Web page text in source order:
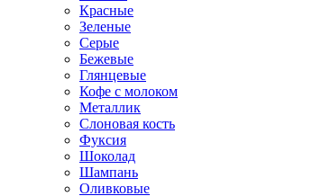
Красные
Зеленые
Серые
Бежевые
Глянцевые
Кофе с молоком
Металлик
Слоновая кость
Фуксия
Шоколад
Шампань
Оливковые